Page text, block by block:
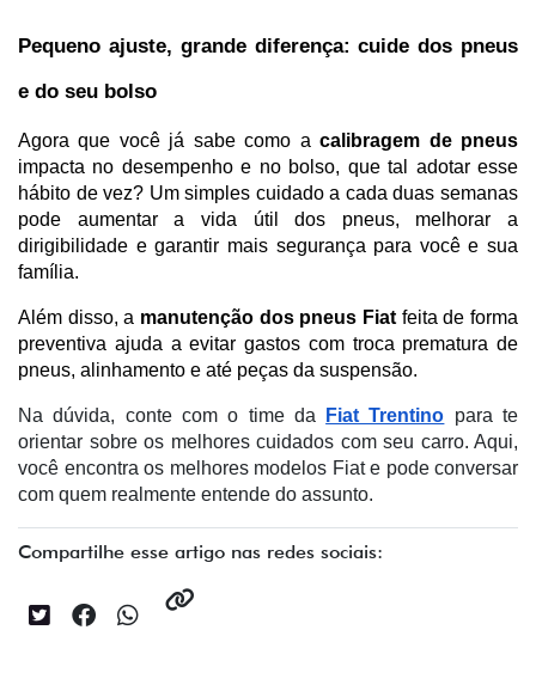
Pequeno ajuste, grande diferença: cuide dos pneus
e do seu bolso
Agora que você já sabe como a calibragem de pneus
impacta no desempenho e no bolso, que tal adotar esse
hábito de vez? Um simples cuidado a cada duas semanas
pode aumentar a vida útil dos pneus, melhorar a
dirigibilidade e garantir mais segurança para você e sua
família.
Além disso, a manutenção dos pneus Fiat feita de forma
preventiva ajuda a evitar gastos com troca prematura de
pneus, alinhamento e até peças da suspensão.
Na dúvida, conte com o time da Fiat Trentino para te
orientar sobre os melhores cuidados com seu carro. Aqui,
você encontra os melhores modelos Fiat e pode conversar
com quem realmente entende do assunto.
Compartilhe esse artigo nas redes sociais: